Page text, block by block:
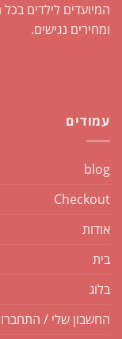
המיועדים לילדים
ומחירים נגישים.
עמודים
blog
Checkout
אודות
בית
בלוג
החשבון שלי /